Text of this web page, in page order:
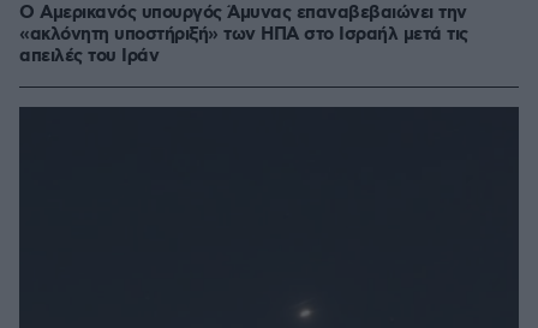
Ο Αμερικανός υπουργός Άμυνας επαναβεβαιώνει την
«ακλόνητη υποστήριξή» των ΗΠΑ στο Ισραήλ μετά τις
απειλές του Ιράν